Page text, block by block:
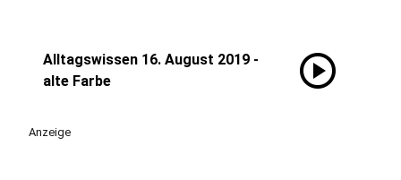
Alltagswissen 16. August 2019 -
alte Farbe
play_circle
Anzeige